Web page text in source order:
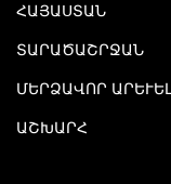
ՀԱՅԱՍՏԱՆ
ՏԱՐԱԾԱՇՐՋԱՆ
ՄԵՐՁԱՎՈՐ ԱՐԵՒԵԼՔ
ԱՇԽԱՐՀ